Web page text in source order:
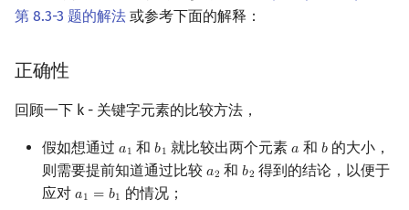
第 8.3-3 题的解法 或参考下面的解释：
正确性
回顾一下 k - 关键字元素的比较方法，
假如想通过 𝑎1
a1 和𝑏1
b1 就比较出两个元素𝑎
a 和 𝑏
b的大小，
则需要提前知道通过比较 𝑎2
a2 和𝑏2
b2得到的结论，以便于
应对 𝑎1 = 𝑏1
a1 =b 1
的情况；